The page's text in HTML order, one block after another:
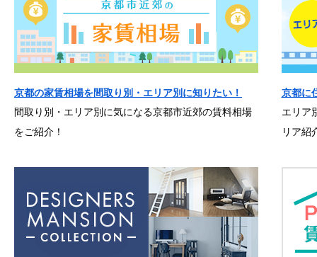
京都の家賃相場を間取り別・エリア別に知りたい！
間取り別・エリア別に気になる京都市近郊の賃料相場
をご紹介！
京都に
エリア
リア紹